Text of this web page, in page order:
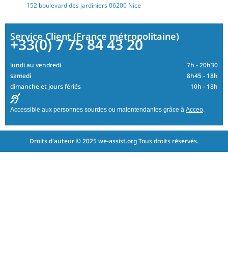
152 boulevard des jardiniers 06200 Nice
Service Client (France métropolitaine)
+33(0) 7 75 84 43 20
lundi au vendredi
7h - 20h30
samedi
8h45 - 18h
dimanche et jours fériés
10h - 18h
Accessible aux personnes sourdes ou malentendantes grâce à Acceo.
Droits d'auteur © 2025 we-assist.org Tous droits réservés.